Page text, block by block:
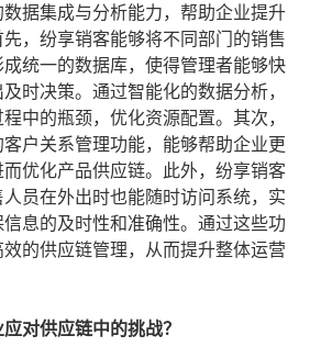
据集成与分析能力，帮助企业提升
，纷享销客能够将不同部门的销售
统一的数据库，使得管理者能够快
时决策。通过智能化的数据分析，
中的瓶颈，优化资源配置。其次，
户关系管理功能，能够帮助企业更
优化产品供应链。此外，纷享销客
员在外出时也能随时访问系统，实
息的及时性和准确性。通过这些功
的供应链管理，从而提升整体运营
对供应链中的挑战？